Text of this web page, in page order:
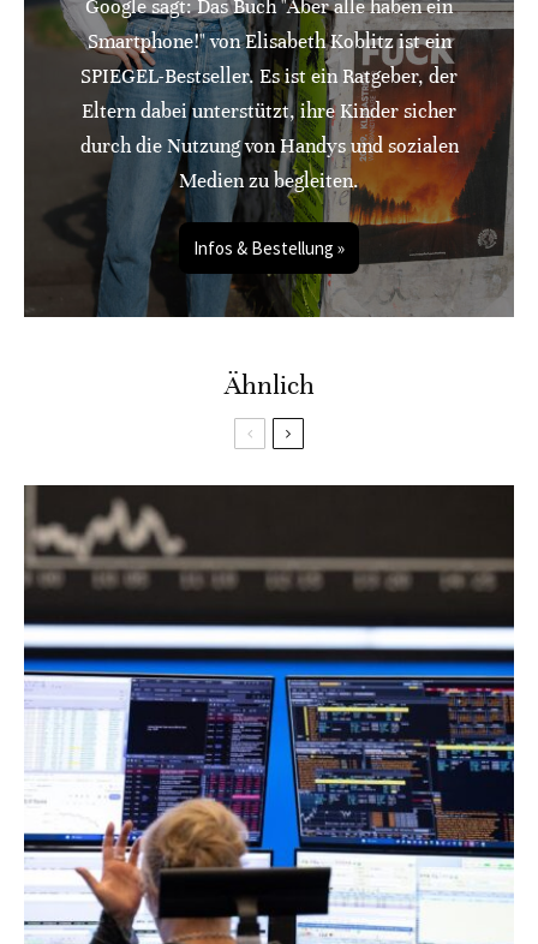
Google sagt: Das Buch "Aber alle haben ein
Smartphone!" von Elisabeth Koblitz ist ein
SPIEGEL-Bestseller. Es ist ein Ratgeber, der
Eltern dabei unterstützt, ihre Kinder sicher
durch die Nutzung von Handys und sozialen
Medien zu begleiten.
Infos & Bestellung »
Ähnlich